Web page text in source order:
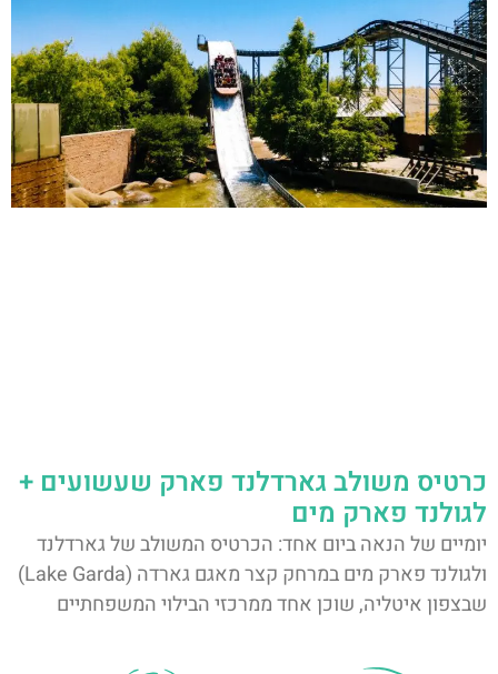
כרטיס משולב גארדלנד פארק שעשועים +
לגולנד פארק מים
יומיים של הנאה ביום אחד: הכרטיס המשולב של גארדלנד
ולגולנד פארק מים במרחק קצר מאגם גארדה (Lake Garda)
שבצפון איטליה, שוכן אחד ממרכזי הבילוי המשפחתיים